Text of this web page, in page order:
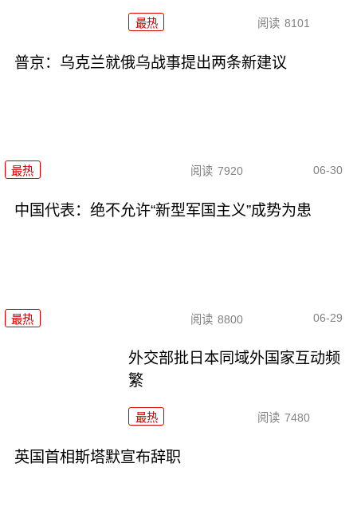
最热 阅读 8101
普京：乌克兰就俄乌战事提出两条新建议
最热 阅读 7920 06-30
中国代表：绝不允许“新型军国主义”成势为患
最热 阅读 8800 06-29
外交部批日本同域外国家互动频
繁
最热 阅读 7480
英国首相斯塔默宣布辞职